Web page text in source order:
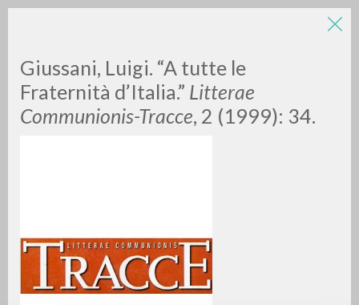
Giussani, Luigi. “A tutte le
Fraternità d’Italia.” Litterae
Communionis-Tracce, 2 (1999): 34.
LUIGI
GIUSSANI